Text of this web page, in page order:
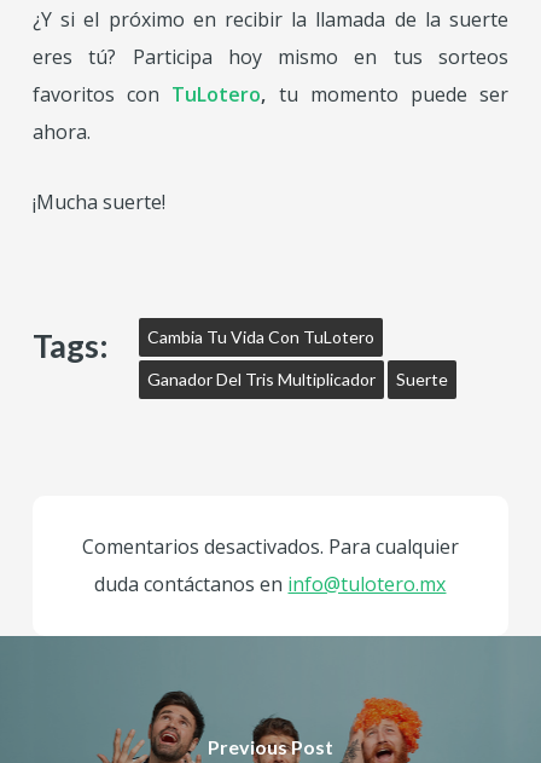
¿Y si el próximo en recibir la llamada de la suerte
eres tú? Participa hoy mismo en tus sorteos
favoritos con TuLotero, tu momento puede ser
ahora.
¡Mucha suerte!
Tags: Cambia Tu Vida Con TuLotero
Ganador Del Tris Multiplicador Suerte
Comentarios desactivados. Para cualquier
duda contáctanos en info@tulotero.mx
Previous Post